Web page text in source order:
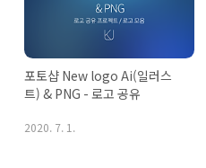
포토샵 New logo Ai(일러스
트) & PNG - 로고 공유
2020. 7. 1.